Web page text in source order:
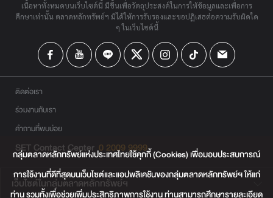
เนื้อหาทั้งหมดบนเว็บไซต์นี้ มีขึ้นเพื่อวัตถุประสงค์ในการให้ข้อมูลและเพื่อการ
ศึกษาเท่านั้น ตลาดหลักทรัพย์ฯ มิได้ให้การรับรองและขอปฏิเสธต่อความรับผิดใด
ๆ ในเว็บไซต์นี้
ติดต่อเรา
ร่วมงานกับเรา
คำถามที่พบบ่อย
SET Contact Center 0 2009 9999
เว็บไซต์ในกลุ่มตลาดหลักทรัพย์ฯ
กลุ่มตลาดหลักทรัพย์แห่งประเทศไทยใช้คุกกี้ (Cookies) เพื่อมอบประสบการณ์
การใช้งานที่ดีที่สุดบนเว็บไซต์และแอปพลิเคชันของกลุ่มตลาดหลักทรัพย์ฯ ให้แก่
ท่าน รวมทั้งเพื่อช่วยเพิ่มประสิทธิภาพการใช้งาน ท่านสามารถศึกษารายละเอียด